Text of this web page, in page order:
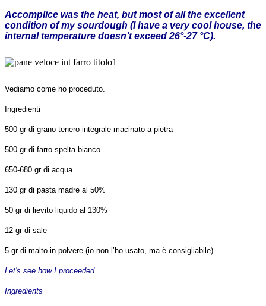
Accomplice was the heat, but most of all the excellent
condition of my sourdough (I have a very cool house, the
internal temperature doesn’t exceed 26°-27 °C).
Vediamo come ho proceduto.
Ingredienti
500 gr di grano tenero integrale macinato a pietra
500 gr di farro spelta bianco
650-680 gr di acqua
130 gr di pasta madre al 50%
50 gr di lievito liquido al 130%
12 gr di sale
5 gr di malto in polvere (io non l’ho usato, ma è consigliabile)
Let's see how I proceeded.
Ingredients